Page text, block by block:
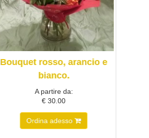
Bouquet rosso, arancio e
bianco.
A partire da:
€ 30.00
Ordina adesso